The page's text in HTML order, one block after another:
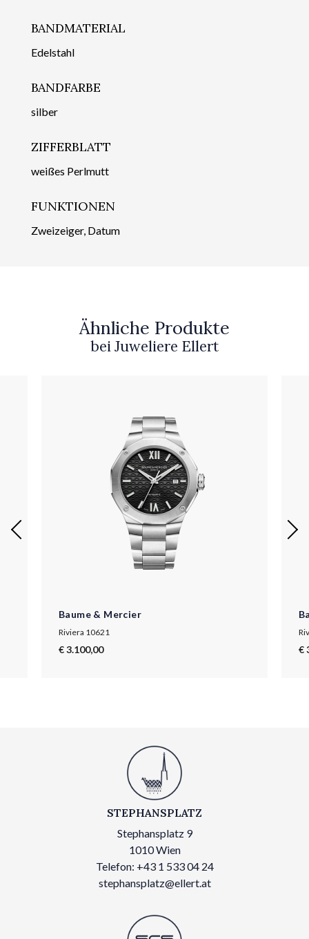
BANDMATERIAL
Edelstahl
BANDFARBE
silber
ZIFFERBLATT
weißes Perlmutt
FUNKTIONEN
Zweizeiger, Datum
Ähnliche Produkte
bei Juweliere Ellert
Baume & Mercier
Riviera 10621
€ 3.100,00 €
STEPHANSPLATZ
Stephansplatz 9
1010 Wien
Telefon: +43 1 533 04 24
stephansplatz@ellert.at